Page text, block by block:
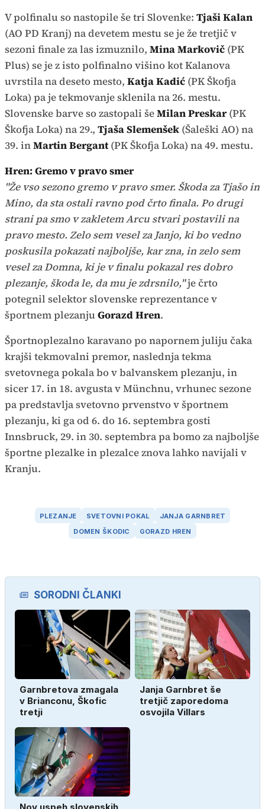
V polfinalu so nastopile še tri Slovenke: Tjaši Kalan
(AO PD Kranj) na devetem mestu se je že tretjič v
sezoni finale za las izmuznilo, Mina Markovič (PK
Plus) se je z isto polfinalno višino kot Kalanova
uvrstila na deseto mesto, Katja Kadić (PK Škofja
Loka) pa je tekmovanje sklenila na 26. mestu.
Slovenske barve so zastopali šeMilan Preskar(PK
Škofja Loka) na 29., Tjaša Slemenšek (Šaleški AO) na
39. inMartinBergant(PK Škofja Loka) na 49. mestu.
Hren: Gremo v pravo smer
"Že vso sezono gremo v pravo smer. Škoda za Tjašo in
Mino, da sta ostali ravno pod črto finala. Po drugi
strani pa smo v zakletem Arcu stvari postavili na
pravo mesto. Zelo sem vesel za Janjo, ki bo vedno
poskusila pokazati najboljše, kar zna, in zelo sem
vesel za Domna, ki je v finalu pokazal res dobro
plezanje, škoda le, da mu je zdrsnilo,"je črto
potegnil selektor slovenske reprezentance v
športnem plezanjuGorazd Hren.
Športnoplezalno karavano po napornem juliju čaka
krajši tekmovalni premor, naslednja tekma
svetovnega pokala bo v balvanskem plezanju, in
sicer 17. in 18. avgusta v Münchnu, vrhunec sezone
pa predstavlja svetovno prvenstvo v športnem
plezanju, ki ga od 6. do 16. septembra gosti
Innsbruck, 29. in 30. septembra pa bomo za najboljše
športne plezalke in plezalce znova lahko navijali v
Kranju.
PLEZANJE SVETOVNI POKAL
JANJA GARNBRET
DOMEN ŠKODIC
GORAZD HREN
SORODNI ČLANKI
Garnbretova zmagala
v Brianconu, Škofic
tretji
Janja Garnbret še
tretjič zaporedoma
osvojila Villars